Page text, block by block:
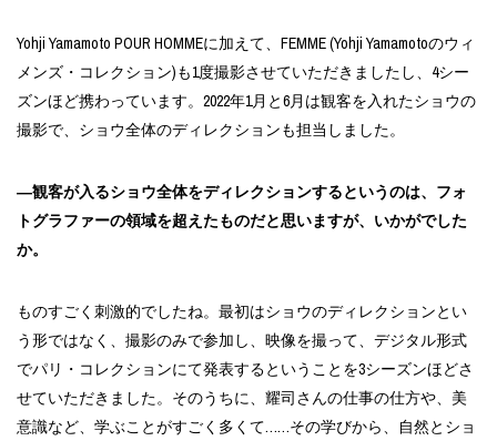
Yohji Yamamoto POUR HOMMEに加えて、FEMME (Yohji Yamamotoのウィ
メンズ・コレクション)も1度撮影させていただきましたし、4シー
ズンほど携わっています。2022年1月と6月は観客を入れたショウの
撮影で、ショウ全体のディレクションも担当しました。
―観客が入るショウ全体をディレクションするというのは、フォ
トグラファーの領域を超えたものだと思いますが、いかがでした
か。
ものすごく刺激的でしたね。最初はショウのディレクションとい
う形ではなく、撮影のみで参加し、映像を撮って、デジタル形式
でパリ・コレクションにて発表するということを3シーズンほどさ
せていただきました。そのうちに、耀司さんの仕事の仕方や、美
意識など、学ぶことがすごく多くて……その学びから、自然とショ